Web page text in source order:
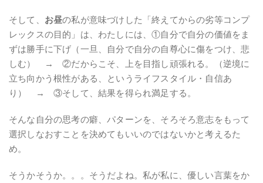
そして、 お昼の私が意味づけした「終えてからの劣等コンプ
レックスの目的」は、わたしには、①自分で自分の価値をま
ずは勝手に下げ（一旦、自分で自分の自尊心に傷をつけ、悲
しむ） → ②だからこそ、上を目指し頑張れる。（逆境に
立ち向かう根性がある、というライフスタイル・自信あ
り） → ③そして、結果を得られ満足する。
そんな自分の思考の癖、パターンを、そろそろ意志をもって
選択しなおすことを決めてもいいのではないかと考えるた
め。
そうかそうか。。。そうだよね。私が私に、優しい言葉をか